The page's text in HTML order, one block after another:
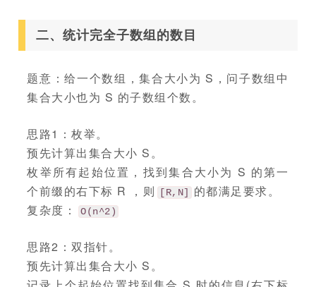
二、统计完全子数组的数目
题意：给一个数组，集合大小为 S，问子数组中
集合大小也为 S 的子数组个数。
思路1：枚举。
预先计算出集合大小 S。
枚举所有起始位置，找到集合大小为 S 的第一
个前缀的右下标 R ，则
[R,N]
的都满足要求。
复杂度：
O(n^2)
思路2：双指针。
预先计算出集合大小 S。